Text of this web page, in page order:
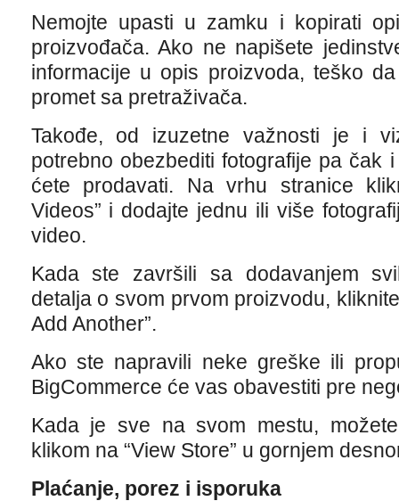
Nemojte upasti u zamku i kopirati
proizvođača. Ako ne napišete
informacije u opis proizvoda, teško
promet sa pretraživača.
Takođe, od izuzetne važnosti je i
potrebno obezbediti fotografije pa čak
ćete prodavati. Na vrhu stranice
Videos” i dodajte jednu ili više
video.
Kada ste završili sa dodavanjem
detalja o svom prvom proizvodu,
Add Another”.
Ako ste napravili neke greške ili
BigCommerce će vas obavestiti pre
Kada je sve na svom mestu,
klikom na “View Store” u gornjem
Plaćanje, porez i isporuka